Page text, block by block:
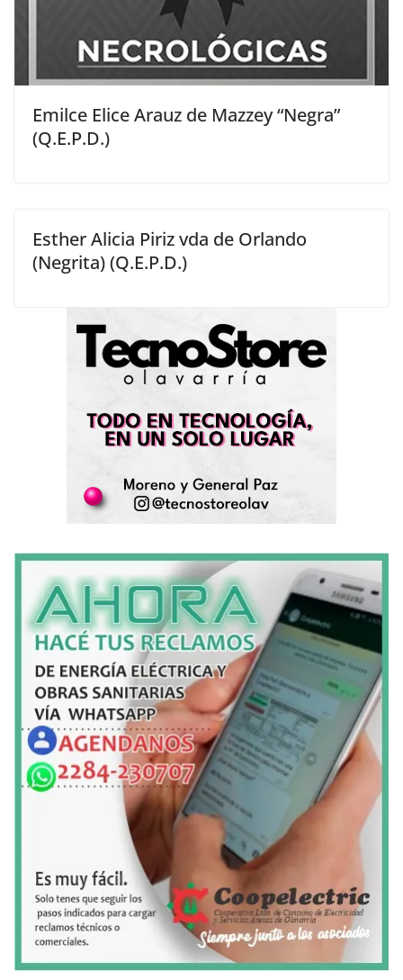
Emilce Elice Arauz de Mazzey “Negra”
(Q.E.P.D.)
Esther Alicia Piriz vda de Orlando
(Negrita) (Q.E.P.D.)